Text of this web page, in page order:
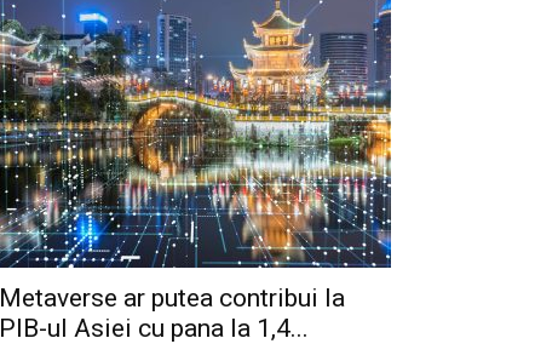
Metaverse ar putea contribui la
PIB-ul Asiei cu pana la 1,4...